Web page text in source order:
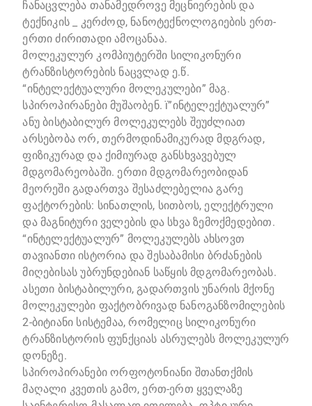
ჩანაცვლება თანამედროვე მეცნიერების და
ტექნიკის _ კერძოდ, ნანოტექნოლოგიების ერთ-
ერთი ძირითადი ამოცანაა.
მოლეკულურ კომპიუტერში სილიკონური
ტრანზისტორების ნაცვლად ე.წ.
“ინტელექტუალური მოლეკულები” მაგ.
სპიროპირანები მუშაობენ. ï”ინტელექტუალურ”
ანუ ბისტაბილურ მოლეკულებს შეუძლიათ
არსებობა ორ, თერმოდინამიკურად მდგრად,
ფიზიკურად და ქიმიურად განსხვავებულ
მდგომარეობაში. ერთი მდგომარეობიდან
მეორეში გადართვა შესაძლებელია გარე
ფაქტორების: სინათლის, სითბოს, ელექტრული
და მაგნიტური ველების და სხვა ზემოქმედებით.
“ინტელექტუალურ” მოლეკულებს ახსოვთ
თავიანთი ისტორია და შესაბამისი ბრძანების
მიღებისას უბრუნდებიან საწყის მდგომარეობას.
ასეთი ბისტაბილური, გადართვის უნარის მქონე
მოლეკულები ფაქტობრივად ნანოგანზომილების
2-ბიტიანი სისტემაა, რომელიც სილიკონური
ტრანზისტორის ფუნქციას ასრულებს მოლეკულურ
დონეზე.
სპიროპირანები ორფოტონიანი შთანთქმის
მაღალი კვეთის გამო, ერთ-ერთ ყველაზე